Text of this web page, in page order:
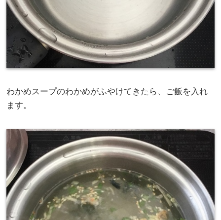
わかめスープのわかめがふやけてきたら、ご飯を入れ
ます。